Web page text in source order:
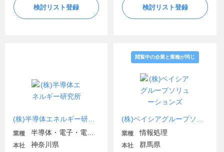
検討リスト登録 検討リスト登録
業種
本社 神奈川県
閲覧中の企業と業種が同じ
業種 情報処理
本社 群馬県